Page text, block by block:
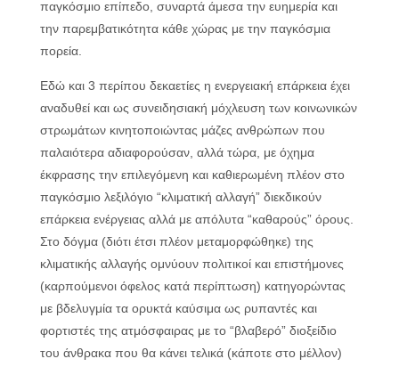
παγκόσμιο επίπεδο, συναρτά άμεσα την ευημερία και
την παρεμβατικότητα κάθε χώρας με την παγκόσμια
πορεία.
Εδώ και 3 περίπου δεκαετίες η ενεργειακή επάρκεια έχει
αναδυθεί και ως συνειδησιακή μόχλευση των κοινωνικών
στρωμάτων κινητοποιώντας μάζες ανθρώπων που
παλαιότερα αδιαφορούσαν, αλλά τώρα, με όχημα
έκφρασης την επιλεγόμενη και καθιερωμένη πλέον στο
παγκόσμιο λεξιλόγιο “κλιματική αλλαγή” διεκδικούν
επάρκεια ενέργειας αλλά με απόλυτα “καθαρούς” όρους.
Στο δόγμα (διότι έτσι πλέον μεταμορφώθηκε) της
κλιματικής αλλαγής ομνύουν πολιτικοί και επιστήμονες
(καρπούμενοι όφελος κατά περίπτωση) κατηγορώντας
με βδελυγμία τα ορυκτά καύσιμα ως ρυπαντές και
φορτιστές της ατμόσφαιρας με το “βλαβερό” διοξείδιο
του άνθρακα που θα κάνει τελικά (κάποτε στο μέλλον)